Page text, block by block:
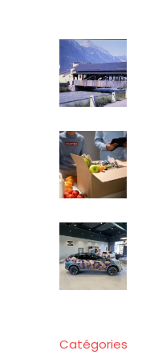
Catégories